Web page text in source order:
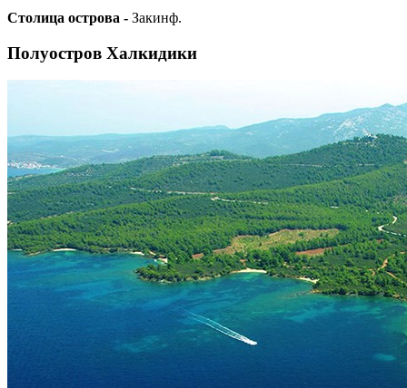
Столица острова - Закинф.
Полуостров Халкидики